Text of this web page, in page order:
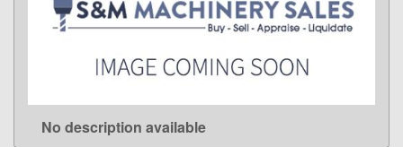
LEARN MORE
No description available